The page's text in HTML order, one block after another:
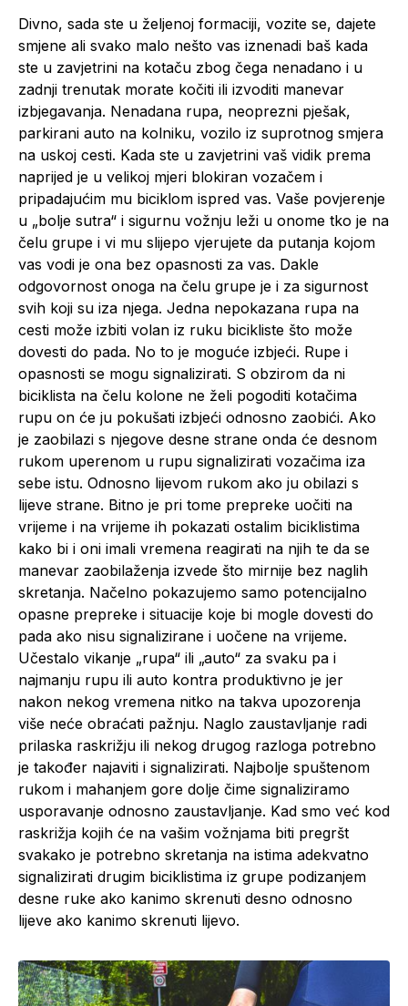
Divno, sada ste u željenoj formaciji, vozite se, dajete
smjene ali svako malo nešto vas iznenadi baš kada
ste u zavjetrini na kotaču zbog čega nenadano i u
zadnji trenutak morate kočiti ili izvoditi manevar
izbjegavanja. Nenadana rupa, neoprezni pješak,
parkirani auto na kolniku, vozilo iz suprotnog smjera
na uskoj cesti. Kada ste u zavjetrini vaš vidik prema
naprijed je u velikoj mjeri blokiran vozačem i
pripadajućim mu biciklom ispred vas. Vaše povjerenje
u „bolje sutra“ i sigurnu vožnju leži u onome tko je na
čelu grupe i vi mu slijepo vjerujete da putanja kojom
vas vodi je ona bez opasnosti za vas. Dakle
odgovornost onoga na čelu grupe je i za sigurnost
svih koji su iza njega. Jedna nepokazana rupa na
cesti može izbiti volan iz ruku bicikliste što može
dovesti do pada. No to je moguće izbjeći. Rupe i
opasnosti se mogu signalizirati. S obzirom da ni
biciklista na čelu kolone ne želi pogoditi kotačima
rupu on će ju pokušati izbjeći odnosno zaobići. Ako
je zaobilazi s njegove desne strane onda će desnom
rukom uperenom u rupu signalizirati vozačima iza
sebe istu. Odnosno lijevom rukom ako ju obilazi s
lijeve strane. Bitno je pri tome prepreke uočiti na
vrijeme i na vrijeme ih pokazati ostalim biciklistima
kako bi i oni imali vremena reagirati na njih te da se
manevar zaobilaženja izvede što mirnije bez naglih
skretanja. Načelno pokazujemo samo potencijalno
opasne prepreke i situacije koje bi mogle dovesti do
pada ako nisu signalizirane i uočene na vrijeme.
Učestalo vikanje „rupa“ ili „auto“ za svaku pa i
najmanju rupu ili auto kontra produktivno je jer
nakon nekog vremena nitko na takva upozorenja
više neće obraćati pažnju. Naglo zaustavljanje radi
prilaska raskrižju ili nekog drugog razloga potrebno
je također najaviti i signalizirati. Najbolje spuštenom
rukom i mahanjem gore dolje čime signaliziramo
usporavanje odnosno zaustavljanje. Kad smo već kod
raskrižja kojih će na vašim vožnjama biti pregršt
svakako je potrebno skretanja na istima adekvatno
signalizirati drugim biciklistima iz grupe podizanjem
desne ruke ako kanimo skrenuti desno odnosno
lijeve ako kanimo skrenuti lijevo.